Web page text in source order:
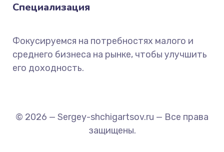
Специализация
Фокусируемся на потребностях малого и
среднего бизнеса на рынке, чтобы улучшить
его доходность.
© 2026 — Sergey-shchigartsov.ru — Все права
защищены.